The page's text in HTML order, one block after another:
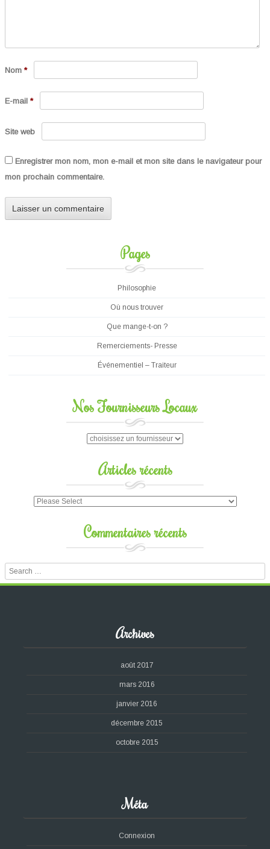
Nom *
E-mail *
Site web
Enregistrer mon nom, mon e-mail et mon site dans le navigateur pour
mon prochain commentaire.
Pages
Philosophie
Où nous trouver
Que mange-t-on ?
Remerciements- Presse
Événementiel – Traiteur
Nos Fournisseurs Locaux
Articles récents
Commentaires récents
Search
Archives
août 2017
mars 2016
janvier 2016
décembre 2015
octobre 2015
Méta
Connexion